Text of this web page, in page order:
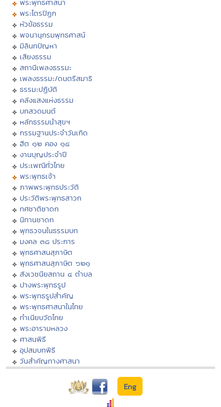
พระพุทธศาสนา
พระไตรปิฏก
หัวข้อธรรม
พจนานุกรมพุทธศาสน์
มิลินทปัญหา
เสียงธรรม
สถานีเพลงธรรมะ
เพลงธรรมะ/ดนตรีสมาธิ
ธรรมะปฏิบัติ
คลังแสงแห่งธรรม
บทสวดมนต์
หลักธรรมนำสุขฯ
กรรมฐานประจำวันเกิด
ฮีต ๑๒ คอง ๑๔
งานบุญประจำปี
ประเพณีทั่วไทย
พระพุทธเจ้า
ภาพพระพุทธประวัติ
ประวัติพระพุทธสาวก
ทศชาติชาดก
นิทานชาดก
พุทธวจนในธรรมบท
มงคล ๓๘ ประการ
พุทธศาสนสุภาษิต
พุทธศาสนสุภาษิต ๖๒๑
สังเวชนียสถาน ๔ ตำบล
ปางพระพุทธรูป
พระพุทธรูปสำคัญ
พระพุทธศาสนาในไทย
ทำเนียบวัดไทย
พระอารามหลวง
ศาสนพิธี
อุปสมบทพิธี
วันสำคัญทางศาสนา
Eng